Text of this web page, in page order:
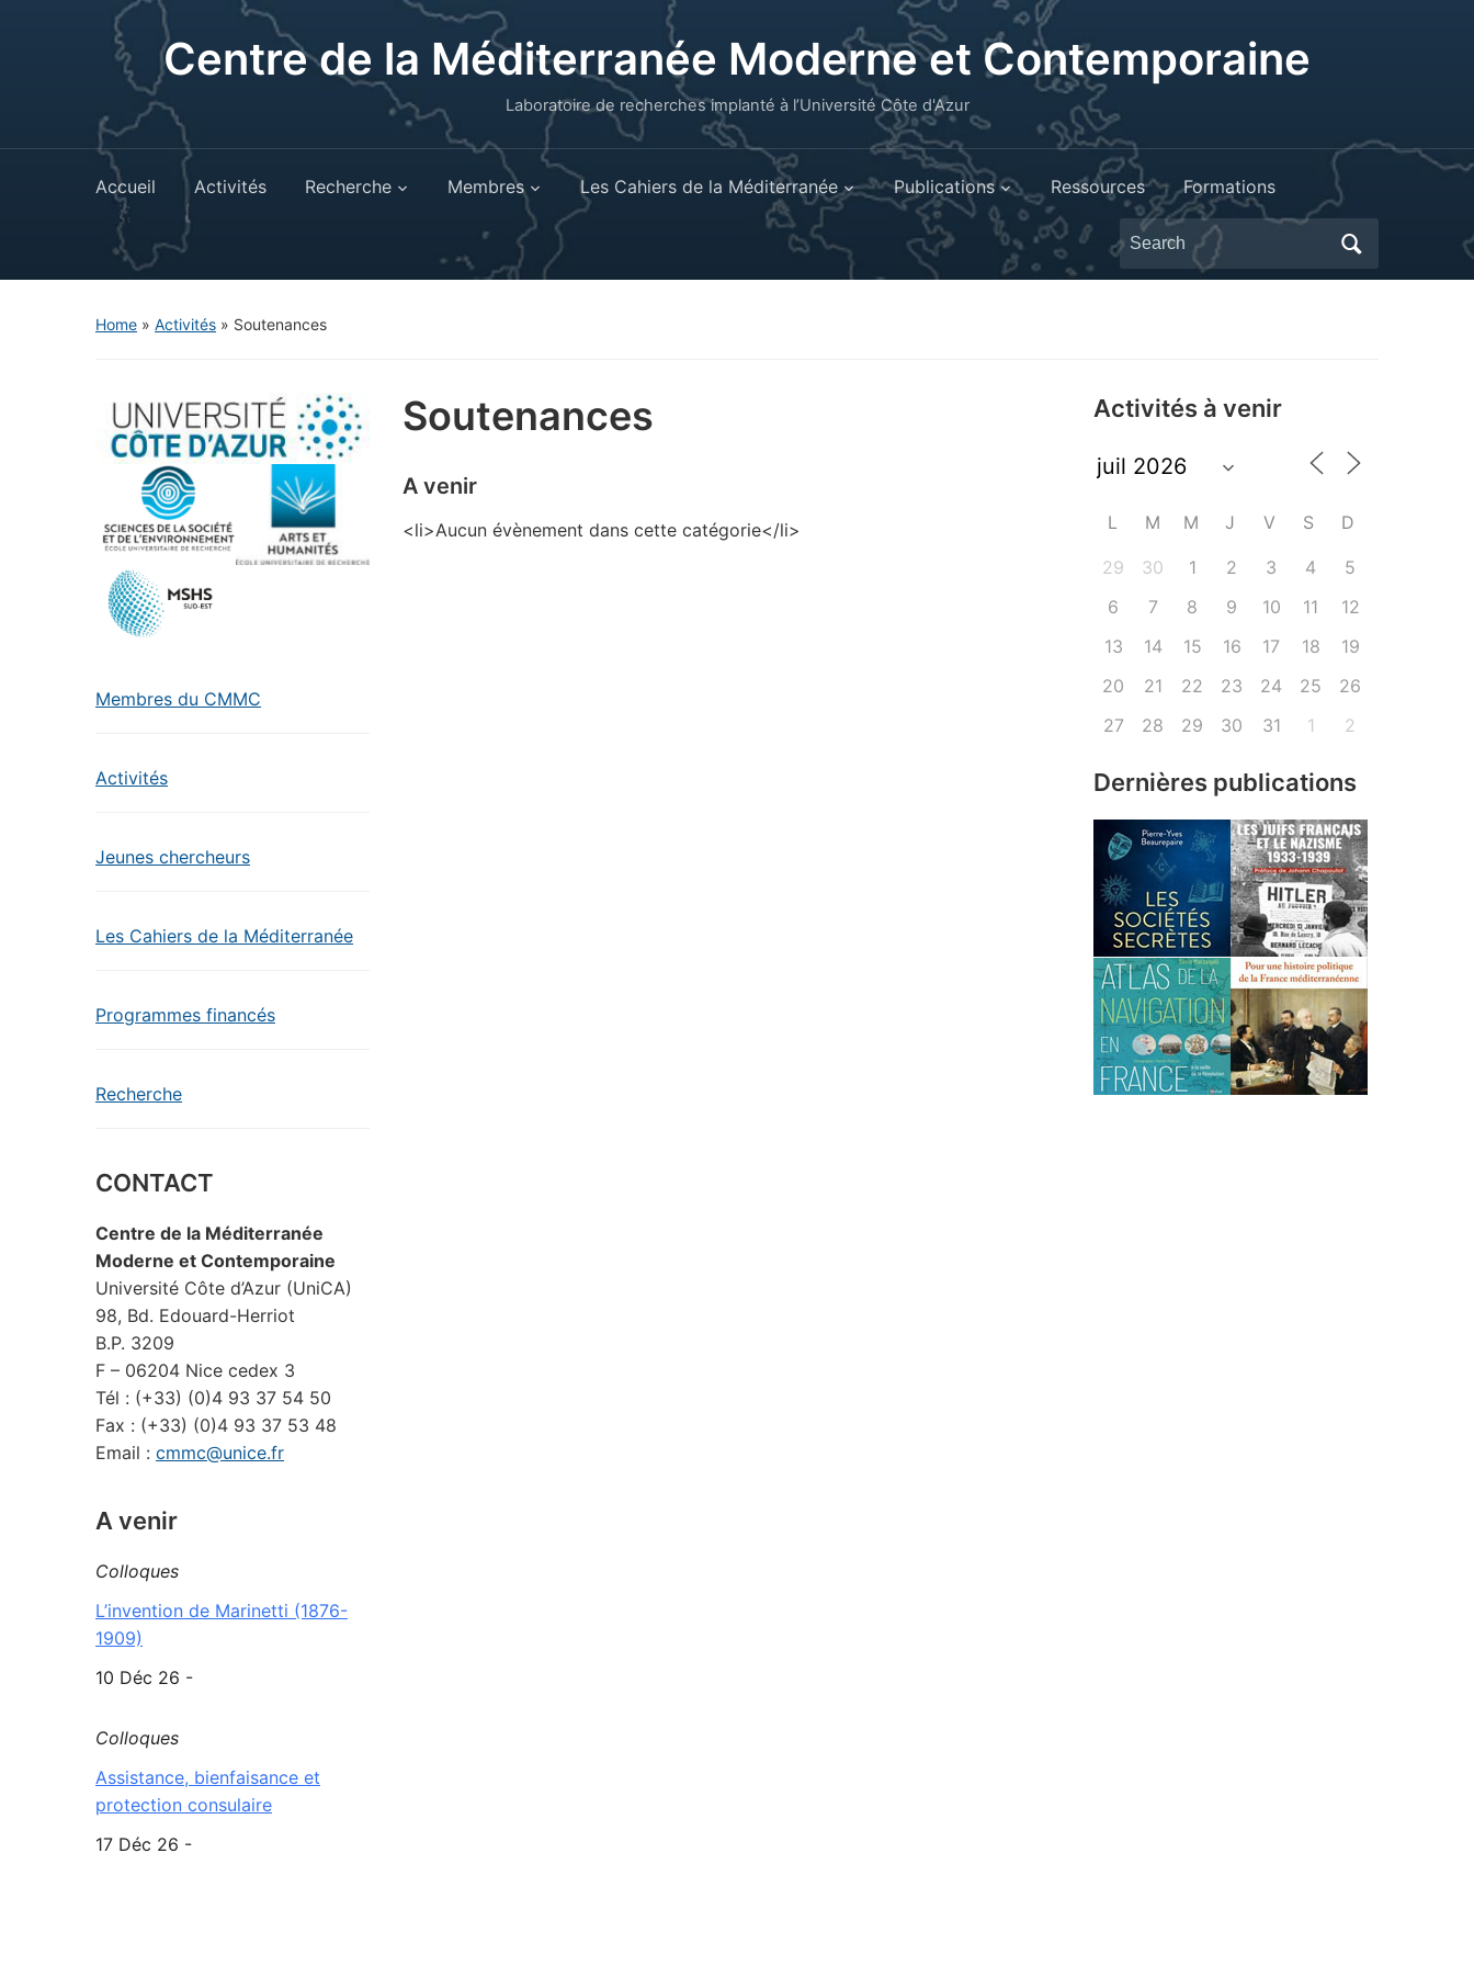
Centre de la Méditerranée Moderne et Contemporaine
Laboratoire de recherches implanté à l’Université Côte d'Azur
Accueil Activités Recherche Membres Les Cahiers de la Méditerranée Publications Ressources Formations
Search
for:
Home » Activités » Soutenances
Membres du CMMC
Activités
Jeunes chercheurs
Les Cahiers de la Méditerranée
Programmes financés
Recherche
CONTACT
Centre de la Méditerranée
Moderne et Contemporaine
Université Côte d’Azur (UniCA)
98, Bd. Edouard-Herriot
B.P. 3209
F – 06204 Nice cedex 3
Tél : (+33) (0)4 93 37 54 50
Fax : (+33) (0)4 93 37 53 48
Email : cmmc@unice.fr
A venir
Colloques
L’invention de Marinetti (1876-
1909)
10 Déc 26 -
Colloques
Assistance, bienfaisance et
protection consulaire
17 Déc 26 -
Soutenances
A venir
<li>Aucun évènement dans cette catégorie</li>
Activités à venir
L M M J V S D
29 30 1 2 3 4
5
6
7 8 9 10 11
12
13
14 15 16 17 18
19
20
21 22 23 24 25
26
27
28 29 30 31 1 2
Dernières publications